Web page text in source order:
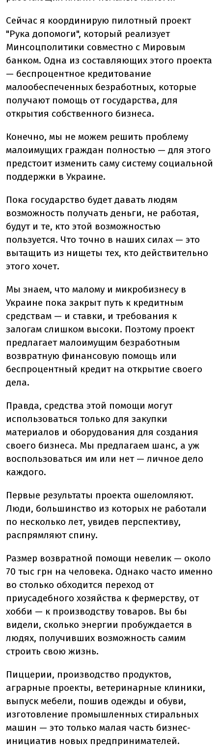
Сейчас я координирую пилотный проект
"Рука допомоги", который реализует
Минсоцполитики совместно с Мировым
банком. Одна из составляющих этого проекта
— беспроцентное кредитование
малообеспеченных безработных, которые
получают помощь от государства, для
открытия собственного бизнеса.
Конечно, мы не можем решить проблему
малоимущих граждан полностью — для этого
предстоит изменить саму систему социальной
поддержки в Украине.
Пока государство будет давать людям
возможность получать деньги, не работая,
будут и те, кто этой возможностью
пользуется. Что точно в наших силах — это
вытащить из нищеты тех, кто действительно
этого хочет.
Мы знаем, что малому и микробизнесу в
Украине пока закрыт путь к кредитным
средствам — и ставки, и требования к
залогам слишком высоки. Поэтому проект
предлагает малоимущим безработным
возвратную финансовую помощь или
беспроцентный кредит на открытие своего
дела.
Правда, средства этой помощи могут
использоваться только для закупки
материалов и оборудования для создания
своего бизнеса. Мы предлагаем шанс, а уж
воспользоваться им или нет — личное дело
каждого.
Первые результаты проекта ошеломляют.
Люди, большинство из которых не работали
по несколько лет, увидев перспективу,
распрямляют спину.
Размер возвратной помощи невелик — около
70 тыс грн на человека. Однако часто именно
во столько обходится переход от
приусадебного хозяйства к фермерству, от
хобби — к производству товаров. Вы бы
видели, сколько энергии пробуждается в
людях, получивших возможность самим
строить свою жизнь.
Пиццерии, производство продуктов,
аграрные проекты, ветеринарные клиники,
выпуск мебели, пошив одежды и обуви,
изготовление промышленных стиральных
машин — это только малая часть бизнес-
инициатив новых предпринимателей.